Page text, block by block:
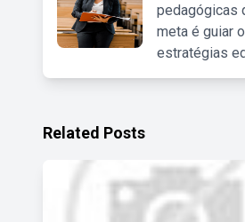
pedagógicas
meta é guiar
estratégias
Related Posts